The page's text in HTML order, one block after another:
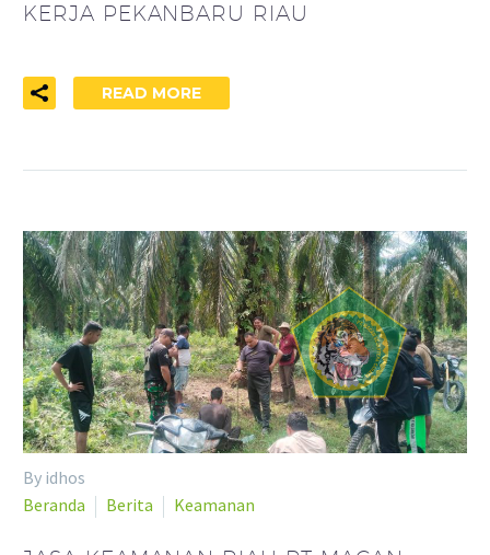
KERJA PEKANBARU RIAU
READ MORE
By idhos
Beranda
Berita Keamanan